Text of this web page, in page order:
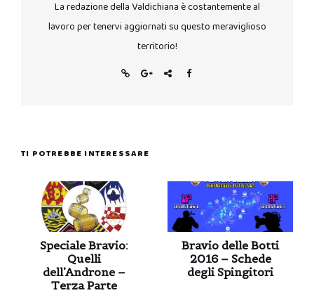
La redazione della Valdichiana è costantemente al
lavoro per tenervi aggiornati su questo meraviglioso
territorio!
TI POTREBBE INTERESSARE
Speciale Bravio:
Quelli
dell’Androne –
Terza Parte
Bravio delle Botti
2016 – Schede
degli Spingitori